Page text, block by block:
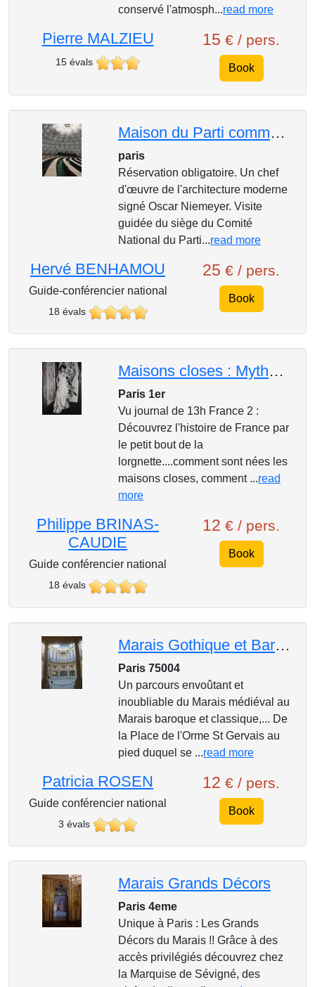
conservé l'atmosph...read more
Pierre MALZIEU
15 évals
15 € / pers.
Book
Maison du Parti communiste français
paris
Réservation obligatoire. Un chef
d'œuvre de l'architecture moderne
signé Oscar Niemeyer. Visite
guidée du siège du Comité
National du Parti...read more
Hervé BENHAMOU
Guide-conférencier national
18 évals
25 € / pers.
Book
Maisons closes : Mythes et légendes
Paris 1er
Vu journal de 13h France 2 :
Découvrez l'histoire de France par
le petit bout de la
lorgnette....comment sont nées les
maisons closes, comment ...read
more
Philippe BRINAS-
CAUDIE
Guide conférencier national
18 évals
12 € / pers.
Book
Marais Gothique et Baroque- Un parcours enchanteur
Paris 75004
Un parcours envoûtant et
inoubliable du Marais médiéval au
Marais baroque et classique,... De
la Place de l'Orme St Gervais au
pied duquel se ...read more
Patricia ROSEN
Guide conférencier national
3 évals
12 € / pers.
Book
Marais Grands Décors
Paris 4eme
Unique à Paris : Les Grands
Décors du Marais !! Grâce à des
accès privilégiés découvrez chez
la Marquise de Sévigné, des